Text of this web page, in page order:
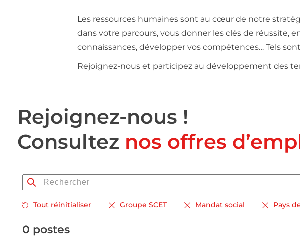
Les ressources humaines sont au cœur de notre
dans votre parcours, vous donner les clés de réussite,
connaissances, développer vos compétences… Tels
Rejoignez-nous et participez au développement des
Rejoignez-nous !
Consultez nos offres
Tout réinitialiser Groupe SCET Mandat social Pays
0 postes